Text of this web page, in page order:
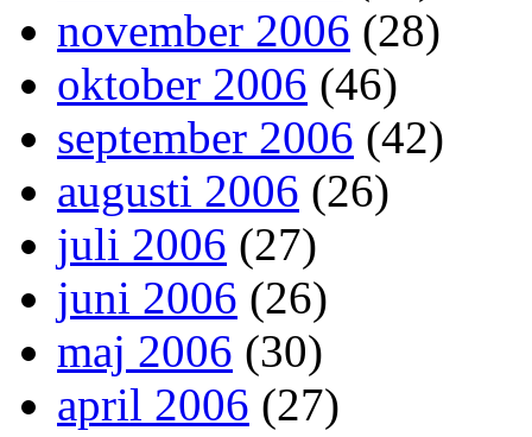
november 2006 (28)
oktober 2006 (46)
september 2006 (42)
augusti 2006 (26)
juli 2006 (27)
juni 2006 (26)
maj 2006 (30)
april 2006 (27)